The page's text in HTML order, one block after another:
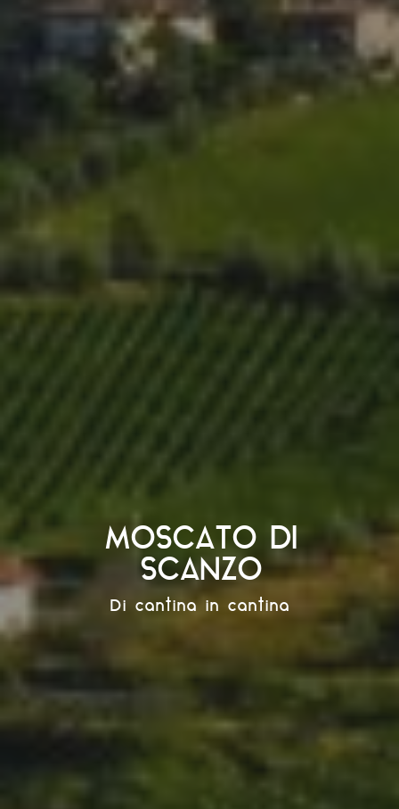
MOSCATO DI
SCANZO
Di cantina in cantina